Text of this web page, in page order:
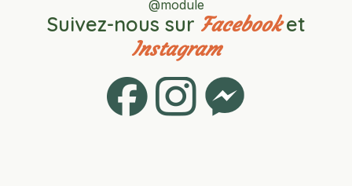
@module
Suivez-nous sur Facebooket
Instagram